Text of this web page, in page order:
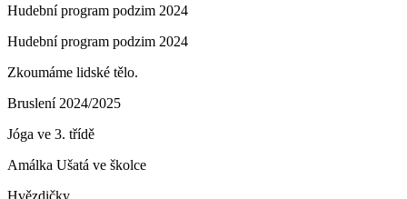
Hudební program podzim 2024
Hudební program podzim 2024
Zkoumáme lidské tělo.
Bruslení 2024/2025
Jóga ve 3. třídě
Amálka Ušatá ve školce
Hvězdičky